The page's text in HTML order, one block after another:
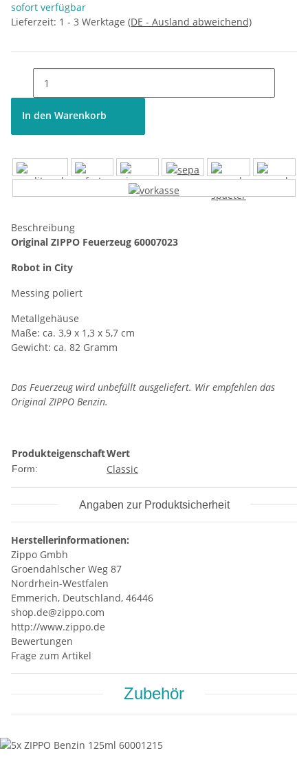
sofort verfügbar
Lieferzeit: 1 - 3 Werktage (DE - Ausland abweichend)
In den Warenkorb
Beschreibung
Original ZIPPO Feuerzeug 60007023
Robot in City
Messing poliert
Metallgehäuse
Maße: ca. 3,9 x 1,3 x 5,7 cm
Gewicht: ca. 82 Gramm
Das Feuerzeug wird unbefüllt ausgeliefert. Wir empfehlen das
Original ZIPPO Benzin.
ProdukteigenschaftWert
Form: Classic
Angaben zur Produktsicherheit
Herstellerinformationen:
Zippo Gmbh
Groendahlscher Weg 87
Nordrhein-Westfalen
Emmerich, Deutschland, 46446
shop.de@zippo.com
http://www.zippo.de
Bewertungen
Frage zum Artikel
Zubehör